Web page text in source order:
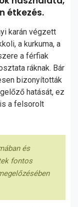
étkezés.
karán végzett
a kurkuma, a
a férfiak
ráknak. Bár
bizonyították
hatását, ez
a felsorolt
és
fontos